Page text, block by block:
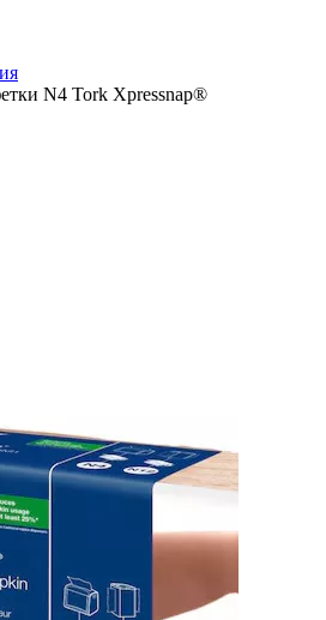
N4 Tork Xpressnap®